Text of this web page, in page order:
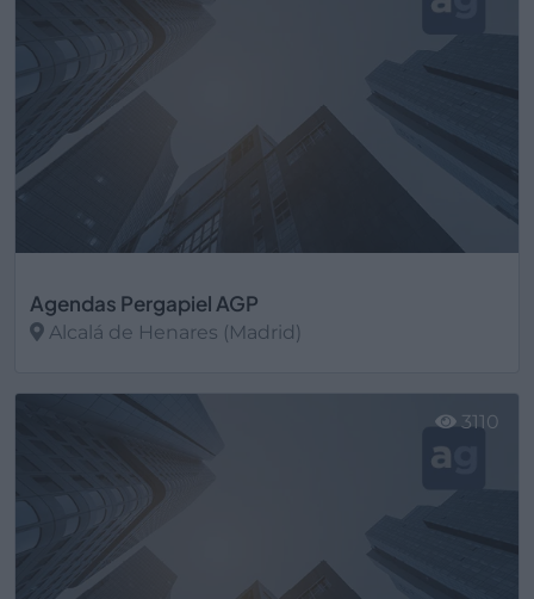
Agendas Pergapiel AGP
Alcalá de Henares (Madrid)
3110